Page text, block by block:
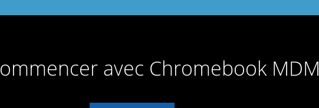
avec Chromebook MDM